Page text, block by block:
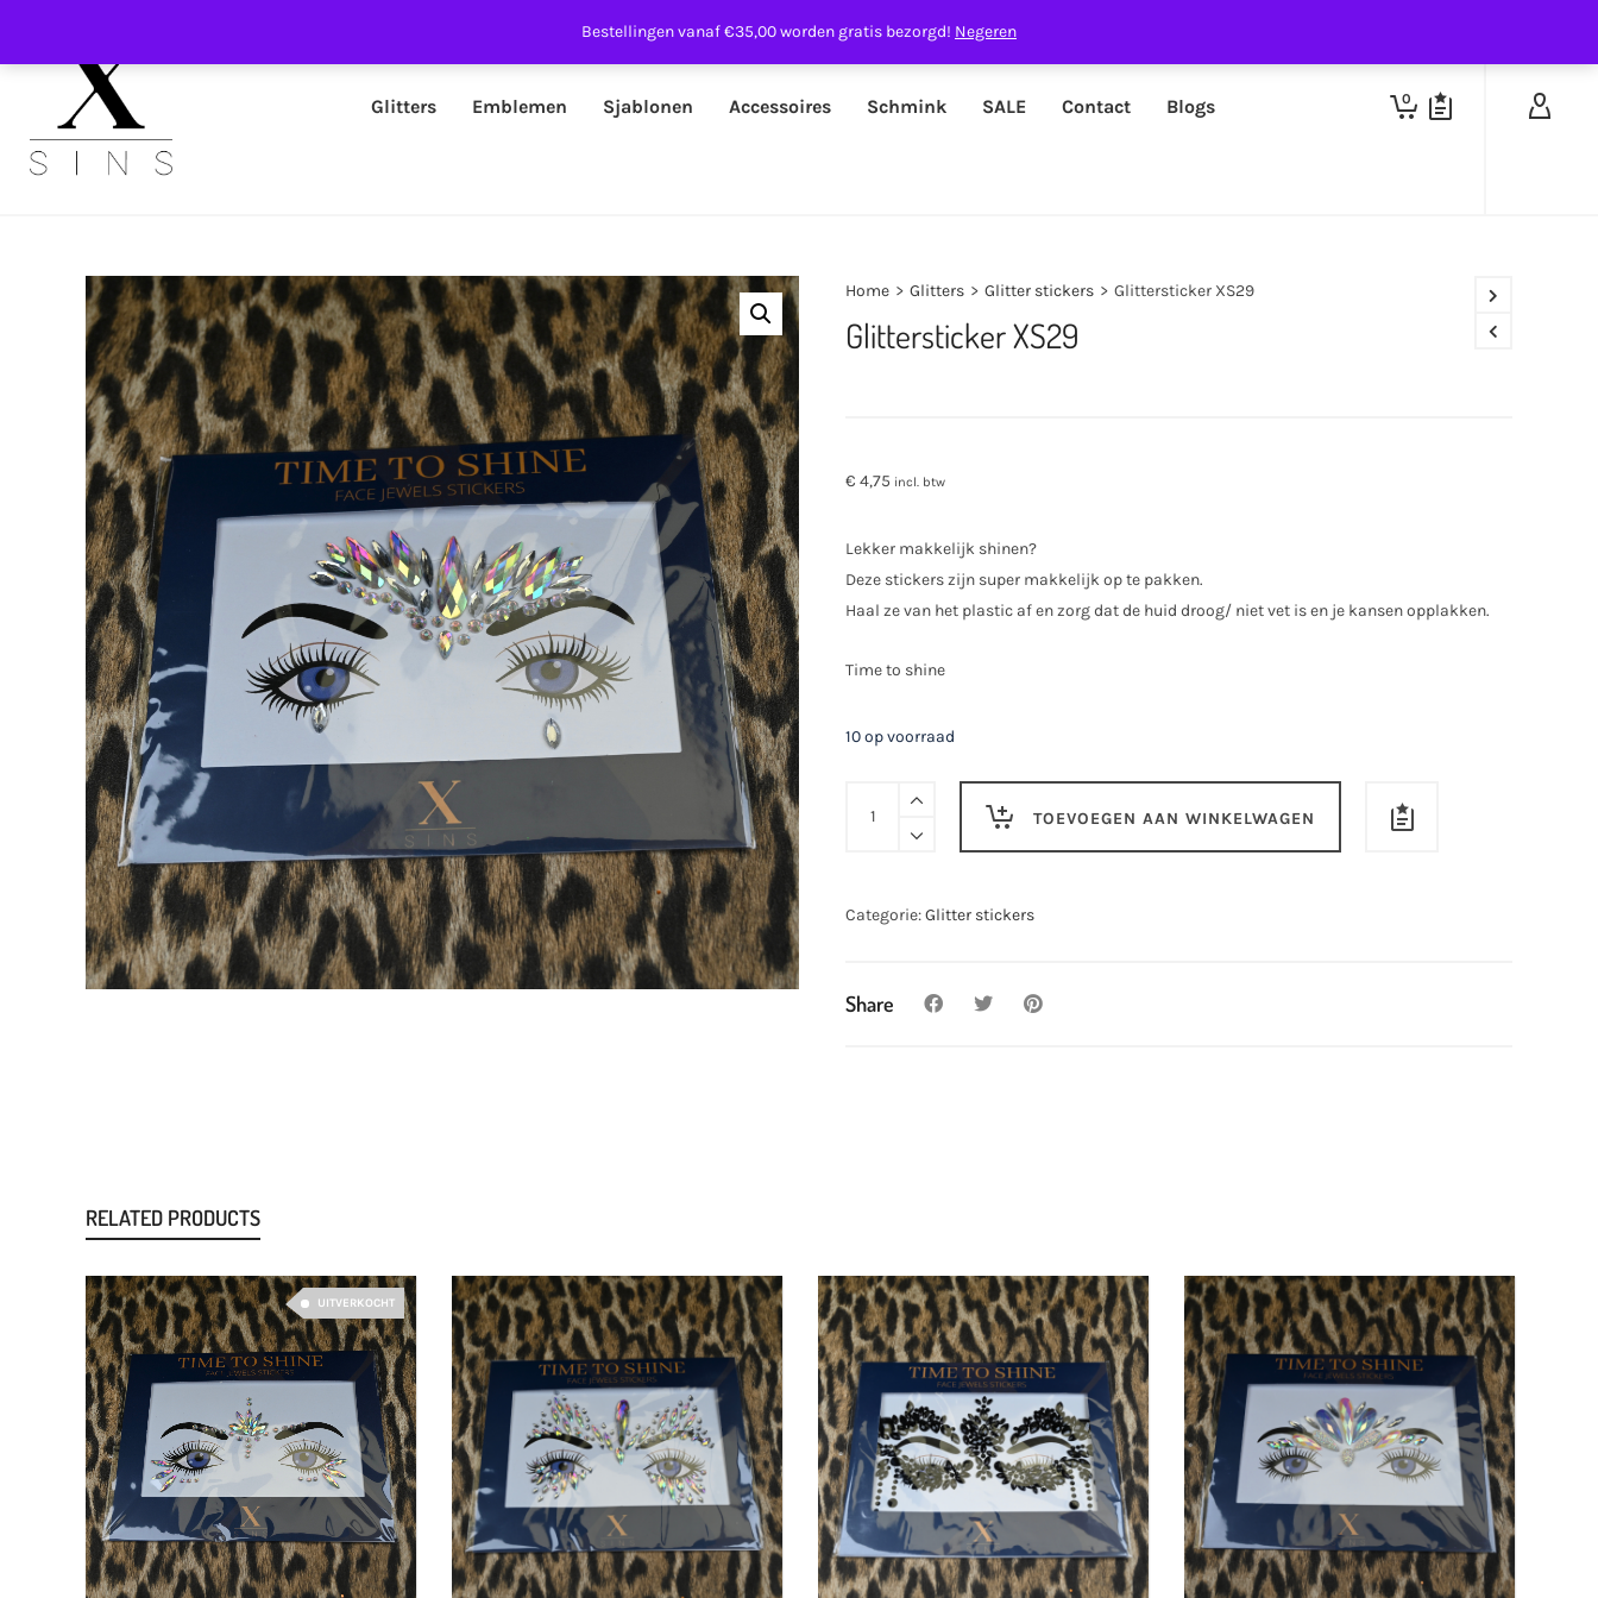
Bestellingen vanaf €35,00 worden gratis bezorgd! Negeren
Glitters Emblemen Sjablonen Accessoires Schmink SALE Contact Blogs 0
Home > Glitters > Glitter stickers > Glittersticker XS29
Glittersticker XS29
€ 4,75 incl. btw
Lekker makkelijk shinen?
Deze stickers zijn super makkelijk op te pakken.
Haal ze van het plastic af en zorg dat de huid droog/ niet vet is en je kansen opplakken.
Time to shine
10 op voorraad
Glittersticker
XS29
TOEVOEGEN AAN WINKELWAGEN
Categorie:Glitter stickers
Share
RELATED PRODUCTS
UITVERKOCHT